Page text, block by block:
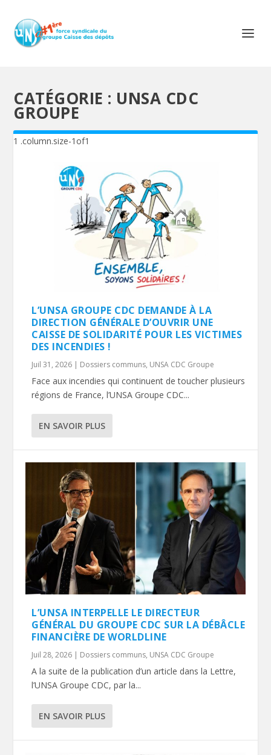
CATÉGORIE : UNSA CDC
GROUPE
L’UNSA GROUPE CDC DEMANDE À LA
DIRECTION GÉNÉRALE D’OUVRIR UNE
CAISSE DE SOLIDARITÉ POUR LES VICTIMES
DES INCENDIES !
Juil 31, 2026 | Dossiers communs, UNSA CDC Groupe
Face aux incendies qui continuent de toucher plusieurs
régions de France, l’UNSA Groupe CDC...
EN SAVOIR PLUS
L’UNSA INTERPELLE LE DIRECTEUR
GÉNÉRAL DU GROUPE CDC SUR LA DÉBÂCLE
FINANCIÈRE DE WORLDLINE
Juil 28, 2026 | Dossiers communs, UNSA CDC Groupe
A la suite de la publication d’un article dans la Lettre,
l’UNSA Groupe CDC, par la...
EN SAVOIR PLUS